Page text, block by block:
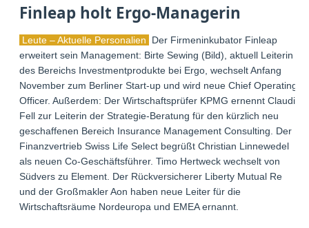
Finleap holt Ergo-Managerin
Leute – Aktuelle Personalien
Der Firmeninkubator Finleap
erweitert sein Management: Birte Sewing (Bild), aktuell Leiterin
des Bereichs Investmentprodukte bei Ergo, wechselt Anfang
November zum Berliner Start-up und wird neue Chief Operating
Officer. Außerdem: Der Wirtschaftsprüfer KPMG ernennt Claudia
Fell zur Leiterin der Strategie-Beratung für den kürzlich neu
geschaffenen Bereich Insurance Management Consulting. Der
Finanzvertrieb Swiss Life Select begrüßt Christian Linnewedel
als neuen Co-Geschäftsführer. Timo Hertweck wechselt von
Südvers zu Element. Der Rückversicherer Liberty Mutual Re
und der Großmakler Aon haben neue Leiter für die
Wirtschaftsräume Nordeuropa und EMEA ernannt.